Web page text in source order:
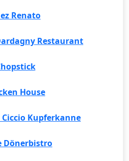
Renato
Restaurant
House
Ciccio Kupferkanne
Dönerbistro